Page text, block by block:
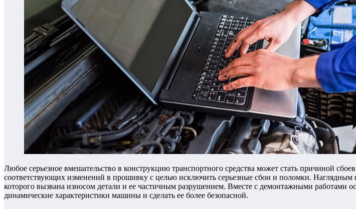
Любое серьезное вмешательство в конструкцию транспортного средства может стать причиной
соответствующих изменений в прошивку с целью исключить серьезные сбои и поломки. Наглядным
которого вызвана износом детали и ее частичным разрушением. Вместе с демонтажными работами
динамические характеристики машины и сделать ее более безопасной.